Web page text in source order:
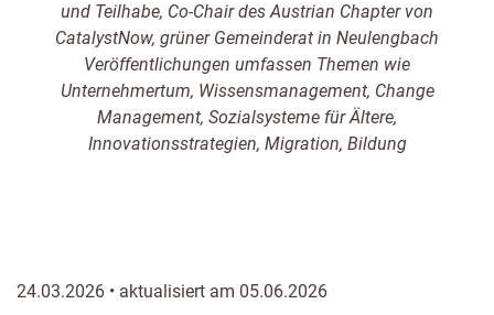
und Teilhabe, Co-Chair des Austrian Chapter von
CatalystNow, grüner Gemeinderat in Neulengbach
Veröffentlichungen umfassen Themen wie
Unternehmertum, Wissensmanagement, Change
Management, Sozialsysteme für Ältere,
Innovationsstrategien, Migration, Bildung
24.03.2026 • aktualisiert am 05.06.2026